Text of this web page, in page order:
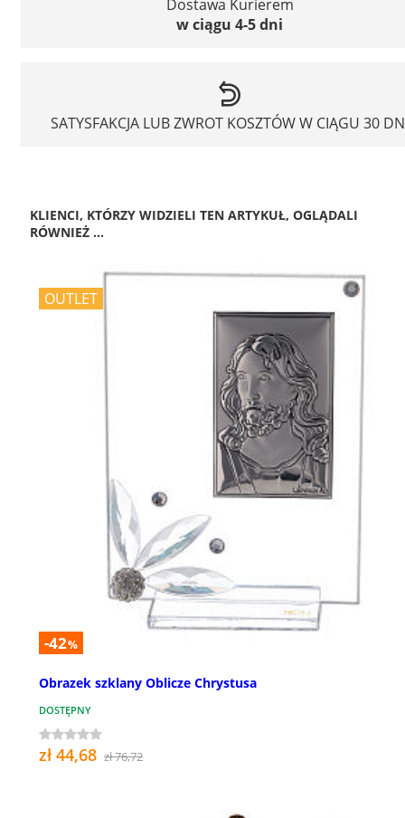
Dostawa Kurierem
w ciągu 4-5 dni
SATYSFAKCJA LUB ZWROT KOSZTÓW W CIĄGU 30
KLIENCI, KTÓRZY WIDZIELI TEN ARTYKUŁ, OGLĄDALI
RÓWNIEŻ ...
OUTLET
-42%
Obrazek szklany Oblicze Chrystusa
DOSTĘPNY
zł 44,68 zł 76,72